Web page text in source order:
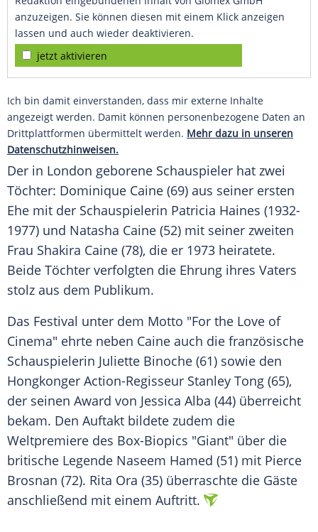
anzuzeigen. Sie können diesen mit einem Klick anzeigen
lassen und auch wieder deaktivieren.
jetzt aktivieren
Ich bin damit einverstanden, dass mir externe Inhalte
angezeigt werden. Damit können personenbezogene Daten an
Drittplattformen übermittelt werden. Mehr dazu in unseren
Datenschutzhinweisen.
Der in London geborene Schauspieler hat zwei
Töchter: Dominique Caine (69) aus seiner ersten
Ehe mit der Schauspielerin Patricia Haines (1932-
1977) und Natasha Caine (52) mit seiner zweiten
Frau Shakira Caine (78), die er 1973 heiratete.
Beide Töchter verfolgten die Ehrung ihres Vaters
stolz aus dem Publikum.
Das Festival unter dem Motto "For the Love of
Cinema" ehrte neben Caine auch die französische
Schauspielerin Juliette Binoche (61) sowie den
Hongkonger Action-Regisseur Stanley Tong (65),
der seinen Award von Jessica Alba (44) überreicht
bekam. Den Auftakt bildete zudem die
Weltpremiere des Box-Biopics "Giant" über die
britische Legende Naseem Hamed (51) mit Pierce
Brosnan (72). Rita Ora (35) überraschte die Gäste
anschließend mit einem Auftritt.